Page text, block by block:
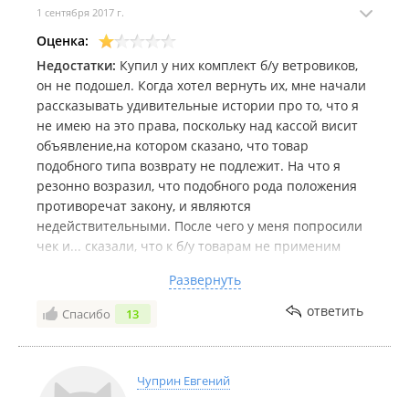
1 сентября 2017 г.
Оценка:
Недостатки: Купил у них комплект б/у ветровиков,
он не подошел. Когда хотел вернуть их, мне начали
рассказывать удивительные истории про то, что я
не имею на это права, поскольку над кассой висит
объявление,на котором сказано, что товар
подобного типа возврату не подлежит. На что я
резонно возразил, что подобного рода положения
противоречат закону, и являются
недействительными. После чего у меня попросили
чек и... сказали, что к б/у товарам не применим
чего это вдруг он не применим?) Затем, один из
сотрудников осмотрел ветровики и заявил, что на
них есть царапины и ПОЭТОМУ они их у меня не
примут. Я сказал, что мелкие царапины были на
в суд. Я понимаю, что в суде мне, скорее всего,
Развернуть
Спасибо 13 ответить
Чуприн Евгений